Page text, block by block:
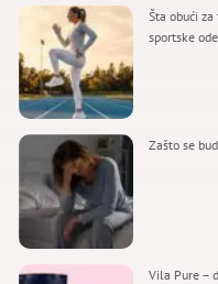
Šta obući
sportske
Zašto se
Vila Pure –